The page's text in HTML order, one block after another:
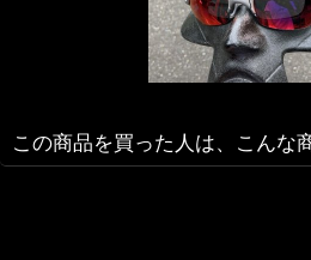
この商品を買った人は、こんな